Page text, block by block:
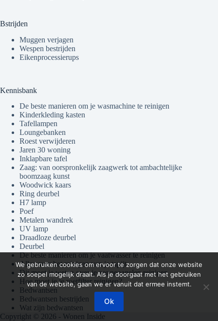
Bstrijden
Muggen verjagen
Wespen bestrijden
Eikenprocessierups
Kennisbank
De beste manieren om je wasmachine te reinigen
Kinderkleding kasten
Tafellampen
Loungebanken
Roest verwijderen
Jaren 30 woning
Inklapbare tafel
Zaag: van oorspronkelijk zaagwerk tot ambachtelijke
boomzaag kunst
Woodwick kaars
Ring deurbel
H7 lamp
Poef
Metalen wandrek
UV lamp
Draadloze deurbel
Deurbel
De beste manieren om je vaatwasser te reinigen
Alles over het reinigen van je tapijt
Dit moet je weten over je zonnepanelen reinigen
Hoe moet je je roetfilter reinigen?
Bedwantsen
Bedwantsen bestrijden
Wat zijn bedwantsen
Copyright © 2026 - Wonen Inside
We gebruiken cookies om ervoor te zorgen dat onze website
zo soepel mogelijk draait. Als je doorgaat met het gebruiken
van de website, gaan we er vanuit dat ermee instemt.
Ok